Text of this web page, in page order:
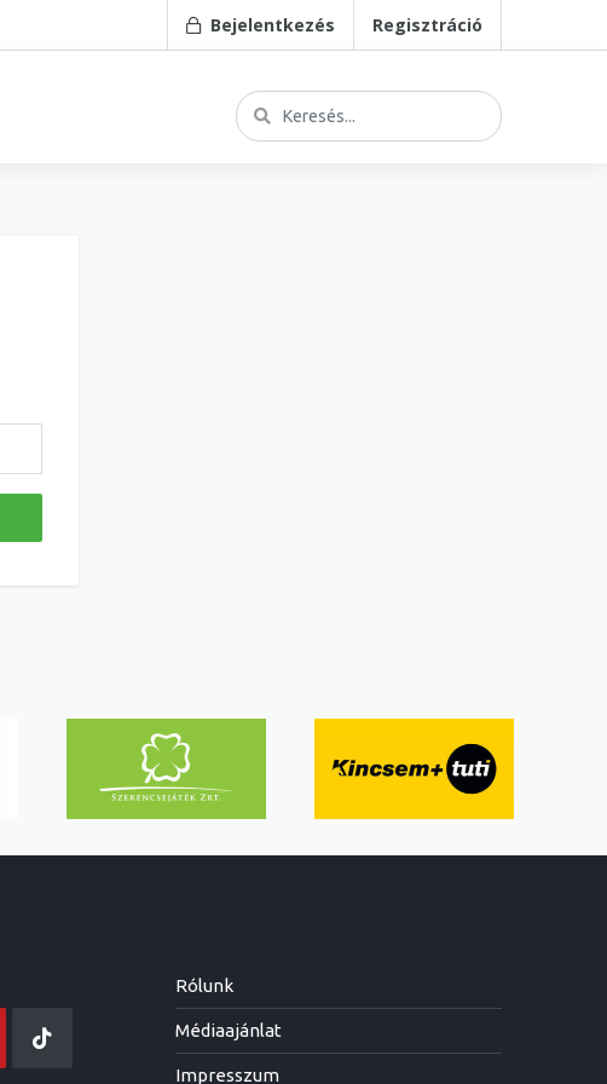
Bejelentkezés Regisztráció
Rólunk
Médiaajánlat
Impresszum